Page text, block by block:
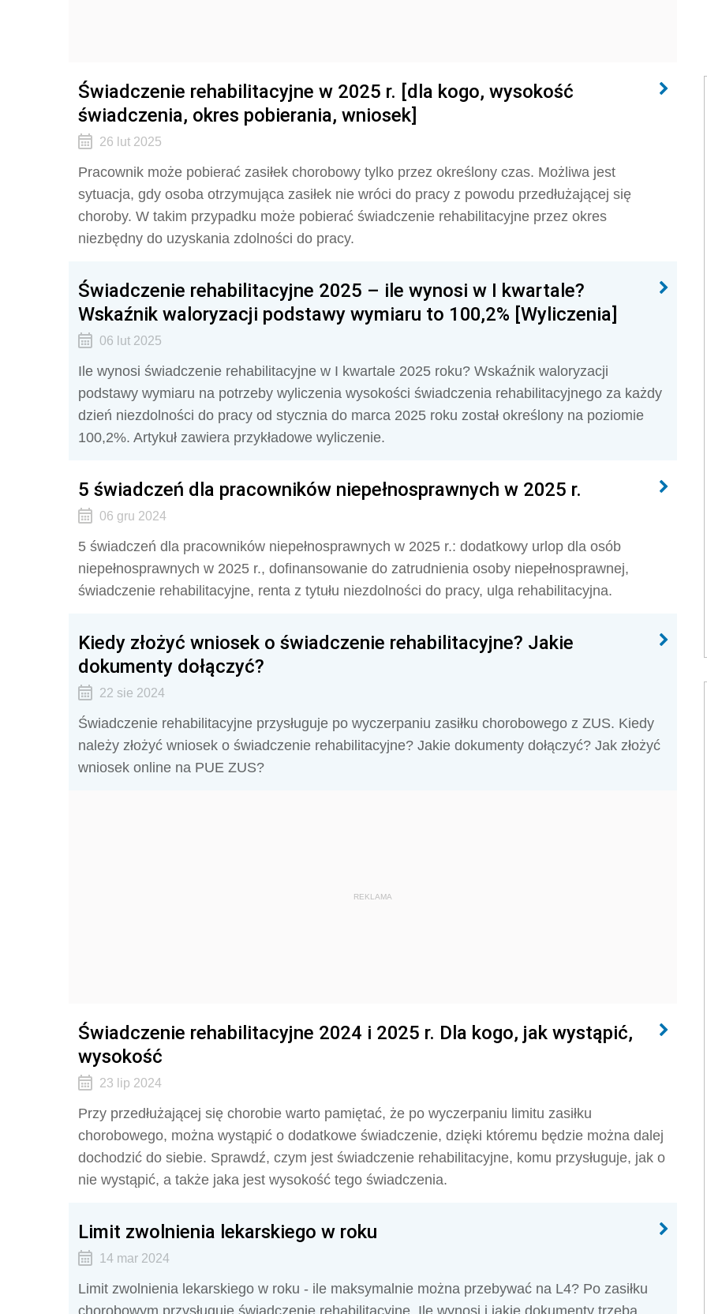
Świadczenie rehabilitacyjne w 2025 r. [dla kogo, wysokość
świadczenia, okres pobierania, wniosek]
26 lut 2025
Pracownik może pobierać zasiłek chorobowy tylko przez określony czas. Możliwa jest
sytuacja, gdy osoba otrzymująca zasiłek nie wróci do pracy z powodu przedłużającej się
choroby. W takim przypadku może pobierać świadczenie rehabilitacyjne przez okres
niezbędny do uzyskania zdolności do pracy.
Świadczenie rehabilitacyjne 2025 – ile wynosi w I kwartale?
Wskaźnik waloryzacji podstawy wymiaru to 100,2% [Wyliczenia]
06 lut 2025
Ile wynosi świadczenie rehabilitacyjne w I kwartale 2025 roku? Wskaźnik waloryzacji
podstawy wymiaru na potrzeby wyliczenia wysokości świadczenia rehabilitacyjnego za każdy
dzień niezdolności do pracy od stycznia do marca 2025 roku został określony na poziomie
100,2%. Artykuł zawiera przykładowe wyliczenie.
5 świadczeń dla pracowników niepełnosprawnych w 2025 r.
06 gru 2024
5 świadczeń dla pracowników niepełnosprawnych w 2025 r.: dodatkowy urlop dla osób
niepełnosprawnych w 2025 r., dofinansowanie do zatrudnienia osoby niepełnosprawnej,
świadczenie rehabilitacyjne, renta z tytułu niezdolności do pracy, ulga rehabilitacyjna.
Kiedy złożyć wniosek o świadczenie rehabilitacyjne? Jakie
dokumenty dołączyć?
22 sie 2024
Świadczenie rehabilitacyjne przysługuje po wyczerpaniu zasiłku chorobowego z ZUS. Kiedy
należy złożyć wniosek o świadczenie rehabilitacyjne? Jakie dokumenty dołączyć? Jak złożyć
wniosek online na PUE ZUS?
REKLAMA
Świadczenie rehabilitacyjne 2024 i 2025 r. Dla kogo, jak wystąpić,
wysokość
23 lip 2024
Przy przedłużającej się chorobie warto pamiętać, że po wyczerpaniu limitu zasiłku
chorobowego, można wystąpić o dodatkowe świadczenie, dzięki któremu będzie można dalej
dochodzić do siebie. Sprawdź, czym jest świadczenie rehabilitacyjne, komu przysługuje, jak o
nie wystąpić, a także jaka jest wysokość tego świadczenia.
Limit zwolnienia lekarskiego w roku
14 mar 2024
Limit zwolnienia lekarskiego w roku - ile maksymalnie można przebywać na L4? Po zasiłku
chorobowym przysługuje świadczenie rehabilitacyjne. Ile wynosi i jakie dokumenty trzeba